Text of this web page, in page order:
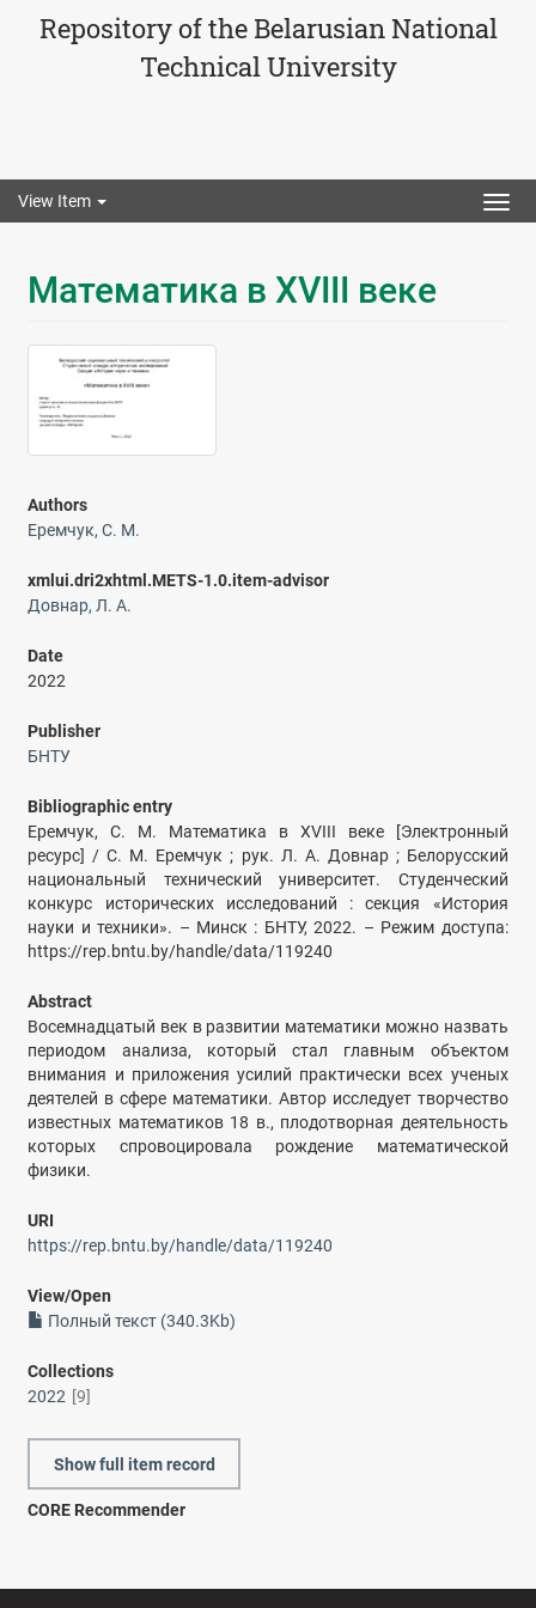
Repository of the Belarusian National
Technical University
View Item
Математика в XVIII веке
Authors
Еремчук, С. М.
xmlui.dri2xhtml.METS-1.0.item-advisor
Довнар, Л. А.
Date
2022
Publisher
БНТУ
Bibliographic entry
Еремчук, С. М. Математика в XVIII веке [Электронный
ресурс] / С. М. Еремчук ; рук. Л. А. Довнар ; Белорусский
национальный технический университет. Студенческий
конкурс исторических исследований : секция «История
науки и техники». – Минск : БНТУ, 2022. – Режим доступа:
https://rep.bntu.by/handle/data/119240
Abstract
Восемнадцатый век в развитии математики можно назвать
периодом анализа, который стал главным объектом
внимания и приложения усилий практически всех ученых
деятелей в сфере математики. Автор исследует творчество
известных математиков 18 в., плодотворная деятельность
которых спровоцировала рождение математической
физики.
URI
https://rep.bntu.by/handle/data/119240
View/Open
Полный текст (340.3Kb)
Collections
2022 [9]
Show full item record
CORE Recommender